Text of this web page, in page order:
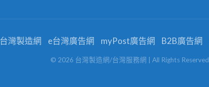
台灣製造網 e台灣廣告網 myPost廣告網 B2B廣告網
© 2026 台灣製造網/台灣服務網 | All Rights Reserved